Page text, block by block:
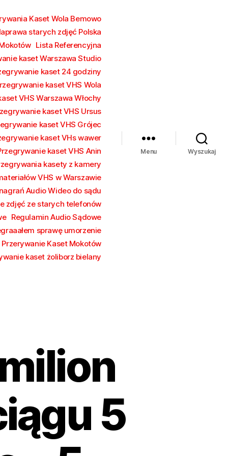
Kaset Wola Bemowo
starych zdjęć Polska
Lista Referencyjna
kaset Warszawa Studio
kaset 24 godziny
kaset VHS Wola
VHS Warszawa Włochy
kaset VHS Ursus
kaset VHS Grójec
kaset VHs wawer
kaset VHS Anin
kasety z kamery
VHS w Warszawie
Audio Wideo do sądu
zdjęć ze starych telefonów
Regulamin Audio Sądowe
sprawę umorzenie
Przerywanie Kaset Mokotów
kaset żoliborz bielany
Menu Wyszukaj
5